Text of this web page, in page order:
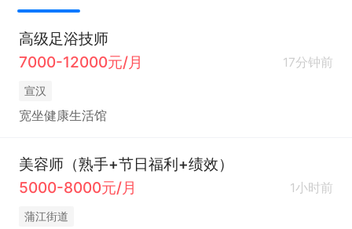
高级足浴技师
7000-12000元/月
17分钟前
宣汉
宽坐健康生活馆
美容师（熟手+节日福利+绩效）
5000-8000元/月
1小时前
蒲江街道